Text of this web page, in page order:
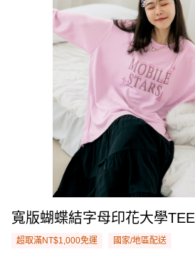
寬版蝴蝶結字母印花大學TEE
超取滿NT$1,000免運 國家/地區配送